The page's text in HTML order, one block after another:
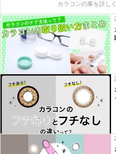
カラコンの事を詳し